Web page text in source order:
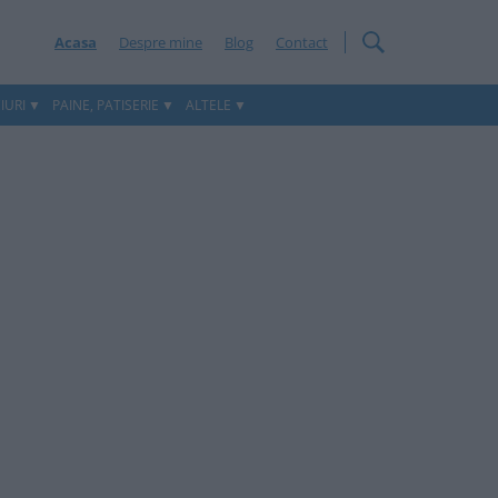
Acasa Despre mine Blog Contact
PAINE, PATISERIE ALTELE